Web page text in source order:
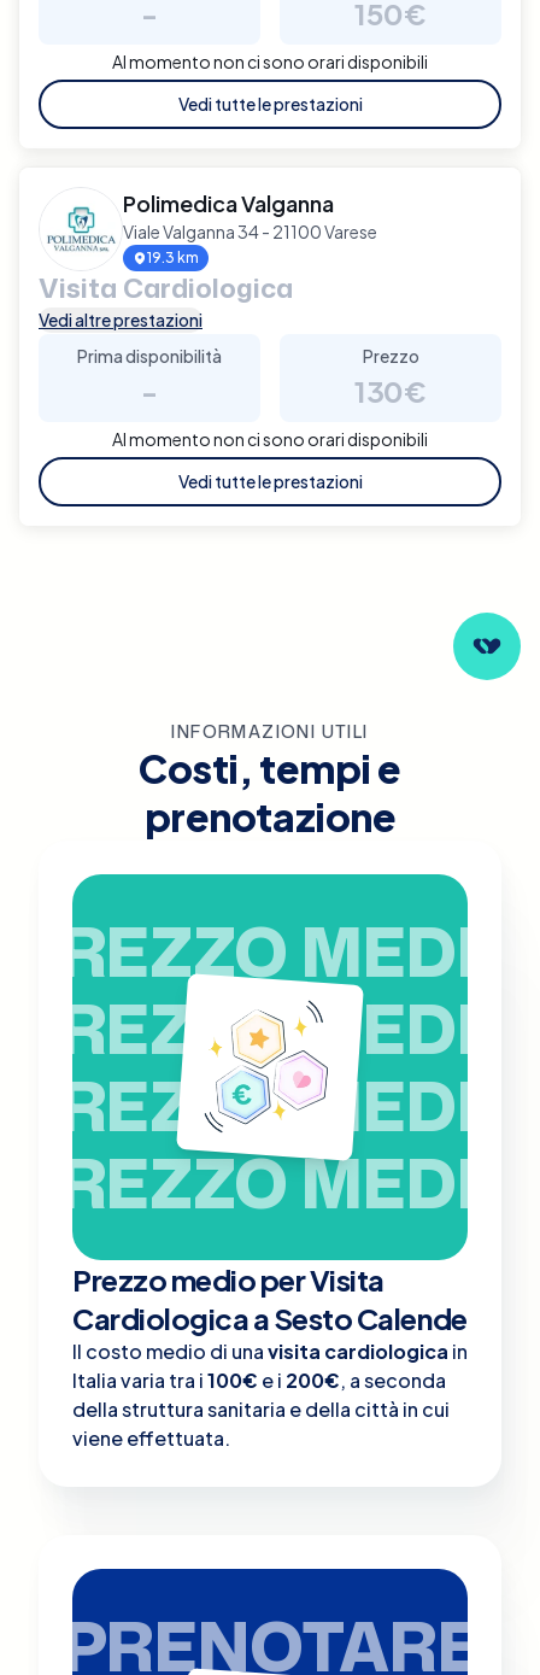
- 150€
Al momento non ci sono orari disponibili
Vedi tutte le prestazioni
Polimedica Valganna
Viale Valganna 34 - 21100 Varese
19.3 km
Visita Cardiologica
Vedi altre prestazioni
Prima disponibilità
-
Prezzo
130€
Al momento non ci sono orari disponibili
Vedi tutte le prestazioni
INFORMAZIONI UTILI
Costi, tempi e
prenotazione
PREZZO MEDIO
PREZZO MEDIO
PREZZO MEDIO
PREZZO MEDIO
Prezzo medio per Visita
Cardiologica a Sesto Calende
Il costo medio di unavisita cardiologica in
Italia varia tra i100€ e i 200€, a seconda
della struttura sanitaria e della città in cui
viene effettuata.
PRENOTARE